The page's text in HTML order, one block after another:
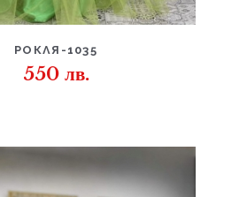
РОКЛЯ-1035
550 лв.